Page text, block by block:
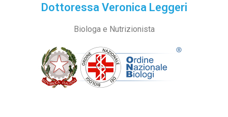
Dottoressa Veronica Leggeri
Biologa e Nutrizionista